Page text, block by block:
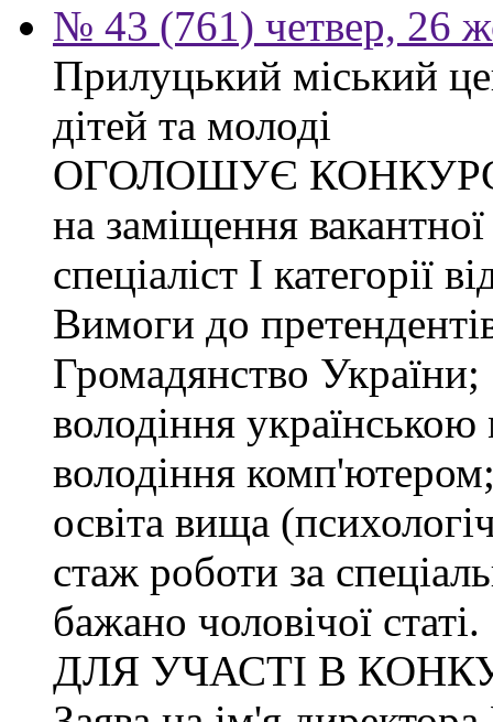
№ 43 (761) четвер, 26
Прилуцький міський
дітей та молоді
ОГОЛОШУЄ
на заміщення
спеціаліст І категорії
Вимоги до
Громадянство України;
володіння
володіння
освіта вища
стаж роботи за
бажано чоловічої статі.
ДЛЯ УЧАСТІ В